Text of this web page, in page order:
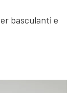
basculanti e